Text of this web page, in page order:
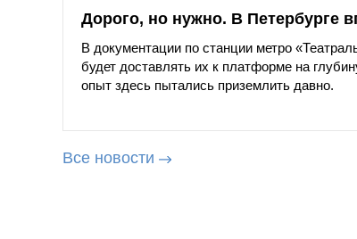
Дорого, но нужно. В Петербурге
В документации по станции метро
будет доставлять их к платформе на
опыт здесь пытались приземлить давно.
Все новости